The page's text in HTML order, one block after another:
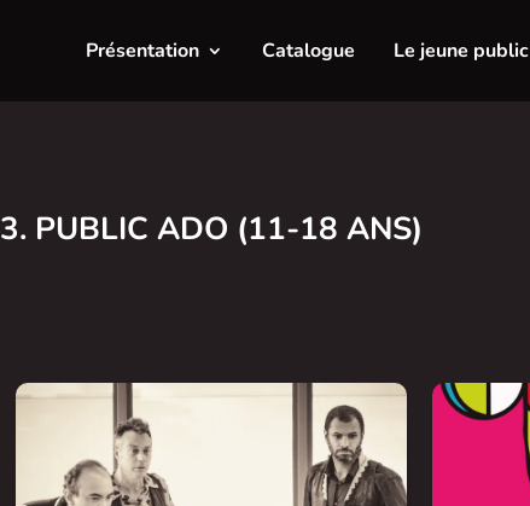
Présentation Catalogue Le jeune public
3. PUBLIC ADO (11-18 ANS)